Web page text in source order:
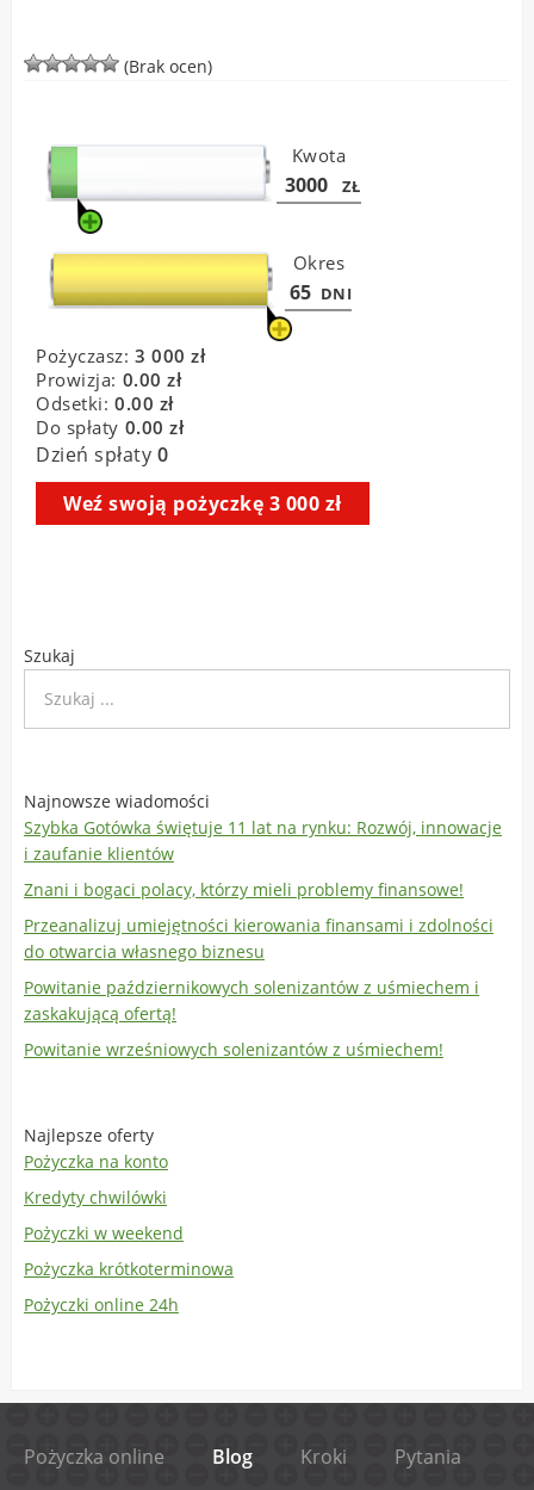
(Brak ocen)
Szukaj
Najnowsze wiadomości
Szybka Gotówka świętuje 11 lat na rynku: Rozwój, innowacje
i zaufanie klientów
Znani i bogaci polacy, którzy mieli problemy finansowe!
Przeanalizuj umiejętności kierowania finansami i zdolności
do otwarcia własnego biznesu
Powitanie październikowych solenizantów z uśmiechem i
zaskakującą ofertą!
Powitanie wrześniowych solenizantów z uśmiechem!
Najlepsze oferty
Pożyczka na konto
Kredyty chwilówki
Pożyczki w weekend
Pożyczka krótkoterminowa
Pożyczki online 24h
Pożyczka online Blog Kroki Pytania